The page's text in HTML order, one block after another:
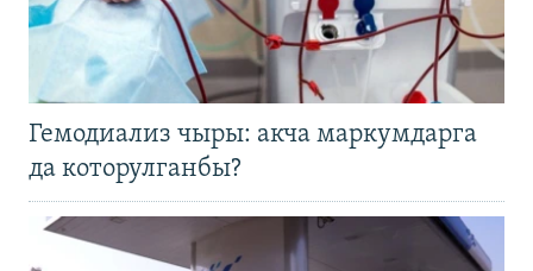
Гемодиализ чыры: акча маркумдарга
да которулганбы?